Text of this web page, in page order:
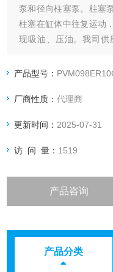
泵和径向柱塞泵。柱塞
柱塞在缸体中往复运动
现吸油、压油。我司
量调节方便等优点。
产品型号：
厂商性质：代理商
更新时间： 2025-07-31
访 问 量： 1519
产品咨询
产品分类